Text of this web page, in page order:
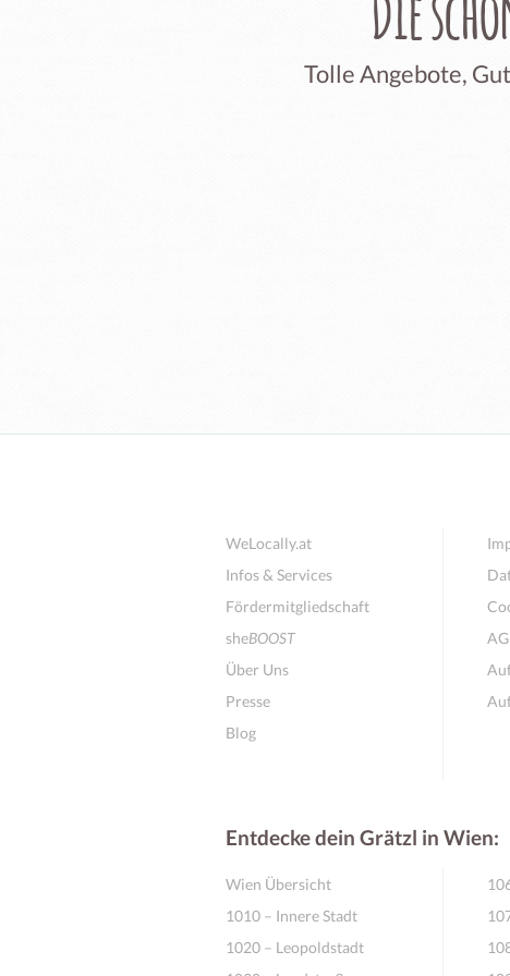
Tolle Angebote,
WeLocally.at
Infos & Services
Fördermitgliedschaft
sheBOOST
Über Uns
Presse
Blog
Entdecke dein Grätzl in Wien:
Wien Übersicht
1010 – Innere Stadt
1020 – Leopoldstadt